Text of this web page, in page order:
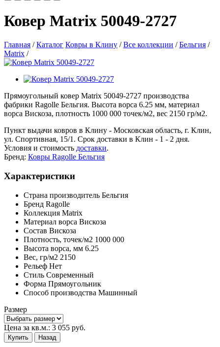
Ковер Matrix 50049-2727
Главная / Каталог Ковры в Клину / Все коллекции / Бельгия /
Matrix /
Прямоугольный ковер Matrix 50049-2727 производства
фабрики Ragolle Бельгия. Высота ворса 6.25 мм, материал
ворса Вискоза, плотность 1000 000 точек/м2, вес 2150 гр/м2.
Пункт выдачи ковров в Клину - Московская область, г. Клин,
ул. Спортивная, 15/1. Срок доставки в Клин - 1 - 2 дня.
Условия и стоимость доставки.
Бренд: Ковры Ragolle Бельгия
Характеристики
Страна производитель Бельгия
Бренд Ragolle
Коллекция Matrix
Материал ворса Вискоза
Состав Вискоза
Плотность, точек/м2 1000 000
Высота ворса, мм 6.25
Вес, гр/м2 2150
Рельеф Нет
Стиль Современный
Форма Прямоугольник
Способ производства Машинный
Размер
Цена за кв.м.: 3 055 руб.
Купить Назад